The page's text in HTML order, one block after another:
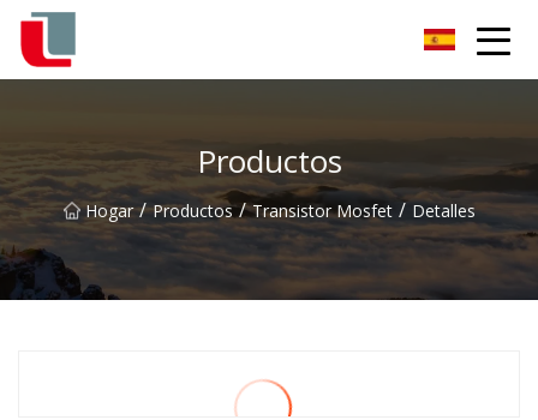
Productos
Hogar / Productos / Transistor Mosfet / Detalles